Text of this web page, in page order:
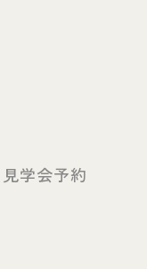
見学会予約